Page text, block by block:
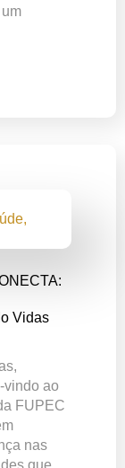
Vidas
vindo ao
FUPEC
nas
que